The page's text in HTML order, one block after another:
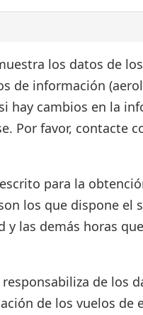
los datos de
de información
hay cambios en la
Por favor, contacte
para la
los que dispone el
las demás horas
de los
de los vuelos de